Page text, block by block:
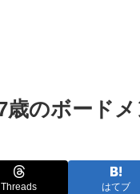
歳のボード
Threads はてブ